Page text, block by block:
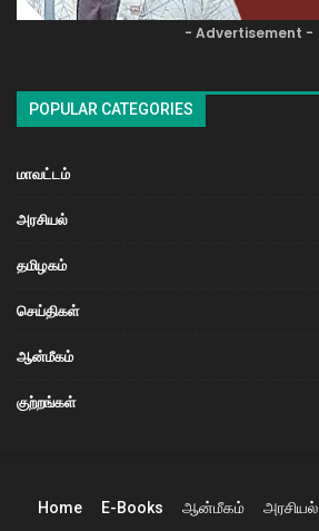
- Advertisement -
POPULAR CATEGORIES
மாவட்டம்
அரசியல்
தமிழகம்
செய்திகள்
ஆன்மீகம்
குற்றங்கள்
Home E-Books ஆன்மீகம் அரசியல்